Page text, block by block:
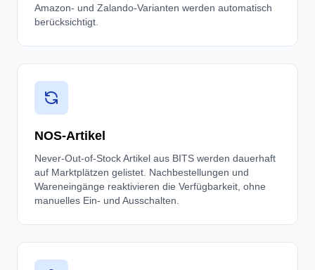
Amazon- und Zalando-Varianten werden automatisch
berücksichtigt.
NOS-Artikel
Never-Out-of-Stock Artikel aus BITS werden dauerhaft
auf Marktplätzen gelistet. Nachbestellungen und
Wareneingänge reaktivieren die Verfügbarkeit, ohne
manuelles Ein- und Ausschalten.